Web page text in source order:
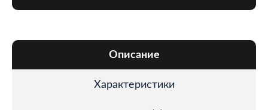
Описание
Характеристики